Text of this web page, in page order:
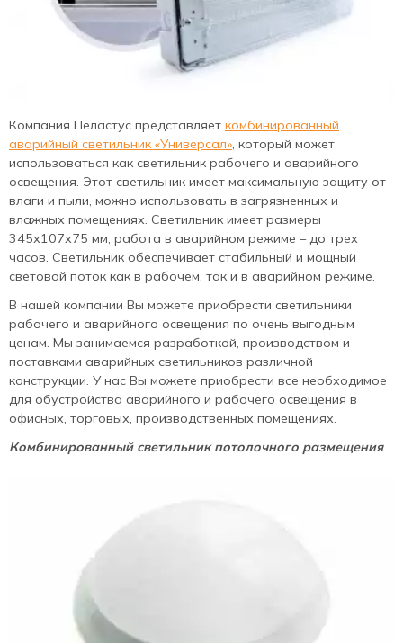
Компания Пеластус представляет комбинированный
аварийный светильник «Универсал», который может
использоваться как светильник рабочего и аварийного
освещения. Этот светильник имеет максимальную защиту от
влаги и пыли, можно использовать в загрязненных и
влажных помещениях. Светильник имеет размеры
345х107х75 мм, работа в аварийном режиме – до трех
часов. Светильник обеспечивает стабильный и мощный
световой поток как в рабочем, так и в аварийном режиме.
В нашей компании Вы можете приобрести светильники
рабочего и аварийного освещения по очень выгодным
ценам. Мы занимаемся разработкой, производством и
поставками аварийных светильников различной
конструкции. У нас Вы можете приобрести все необходимое
для обустройства аварийного и рабочего освещения в
офисных, торговых, производственных помещениях.
Комбинированный светильник потолочного размещения